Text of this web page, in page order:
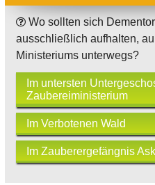
Wo sollten sich
ausschließlich aufhalten,
Ministeriums unterwegs?
Im untersten
Zaubereiministerium
Im Verbotenen Wald
Im Zauberergefängnis